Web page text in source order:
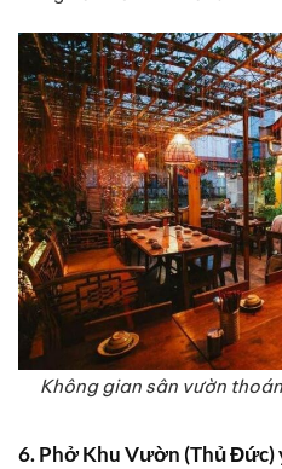
Không gian sân vườn
6. Phở Khu Vườn (Thủ Đức)